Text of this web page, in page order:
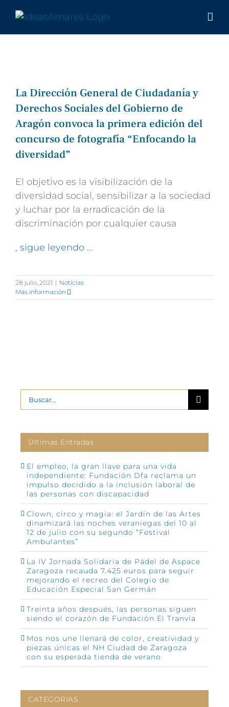
contenido
La Dirección General de Ciudadanía y
Derechos Sociales del Gobierno de
Aragón convoca la primera edición del
concurso de fotografía “Enfocando la
diversidad”
El objetivo es la visibilización de la
diversidad social, sensibilizar a la sociedad
y luchar por la erradicación de la
discriminación por cualquier causa
, sigue leyendo …
28 julio, 2021 | Noticias
Más información
Buscar:
Últimas Entradas
El empleo, la gran llave para una vida
independiente: Fundación Dfa reclama un
impulso decidido a la inclusión laboral de
las personas con discapacidad
Clown, circo y magia: el Jardín de las Artes
dinamizará las noches veraniegas del 10 al
12 de julio con su segundo “Festival
Ambulantes”
La IV Jornada Solidaria de Pádel de Aspace
Zaragoza recauda 7.425 euros para seguir
mejorando el recreo del Colegio de
Educación Especial San Germán
Treinta años después, las personas siguen
siendo el corazón de Fundación El Tranvía
Mos nos une llenará de color, creatividad y
piezas únicas el NH Ciudad de Zaragoza
con su esperada tienda de verano
CATEGORIAS